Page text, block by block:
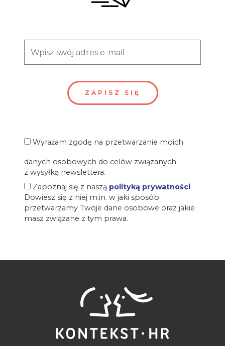
Wyrażam zgodę na przetwarzanie moich
danych osobowych do celów związanych
z wysyłką newslettera.
Zapoznaj się z naszą polityką prywatności.
Dowiesz się z niej m.in. w jaki sposób
przetwarzamy Twoje dane osobowe oraz jakie
masz związane z tym prawa.